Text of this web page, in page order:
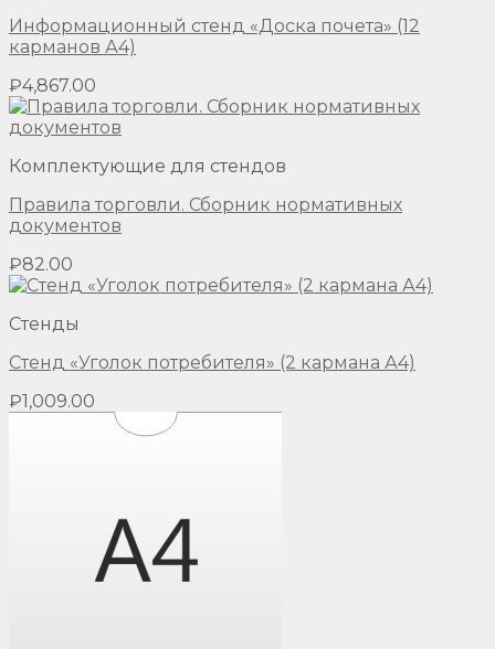
Информационный стенд «Доска почета» (12
карманов А4)
₽4,867.00
Комплектующие для стендов
Правила торговли. Сборник нормативных
документов
₽82.00
Стенды
Стенд «Уголок потребителя» (2 кармана А4)
₽1,009.00